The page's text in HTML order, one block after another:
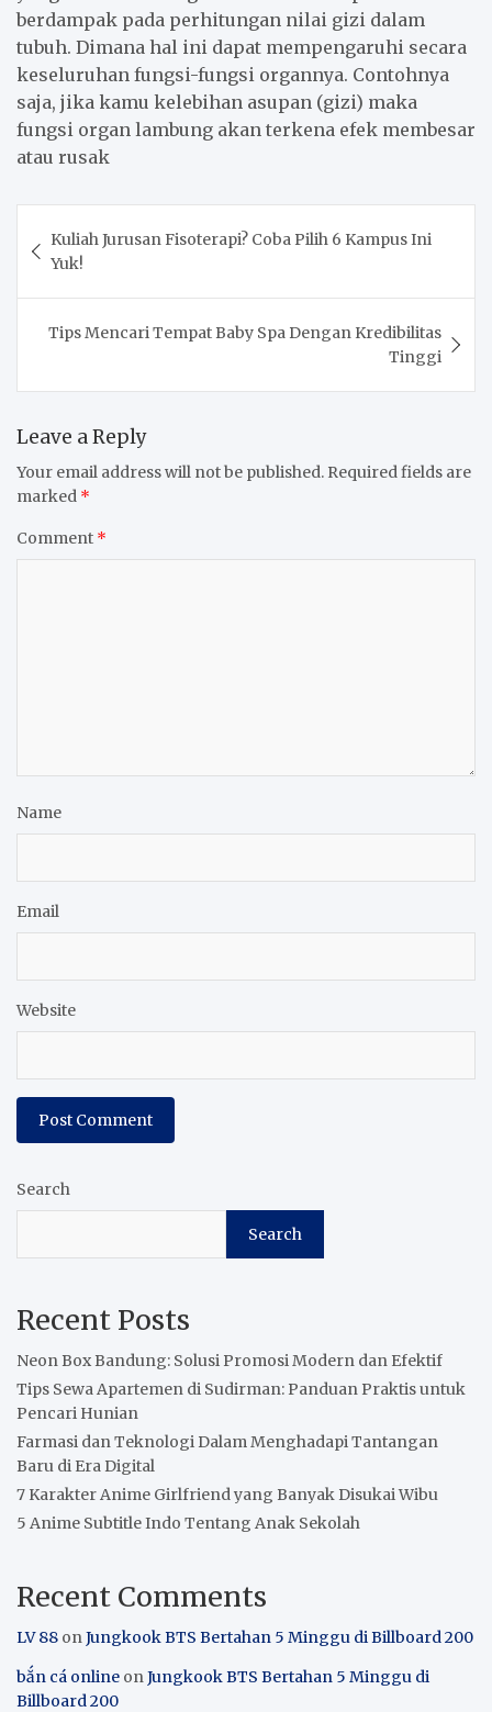
berdampak pada perhitungan nilai gizi dalam
tubuh. Dimana hal ini dapat mempengaruhi secara
keseluruhan fungsi-fungsi organnya. Contohnya
saja, jika kamu kelebihan asupan (gizi) maka
fungsi organ lambung akan terkena efek membesar
atau rusak
navigation
Kuliah Jurusan Fisoterapi? Coba Pilih 6 Kampus Ini
Yuk!
Tips Mencari Tempat Baby Spa Dengan Kredibilitas
Tinggi
Leave a Reply
Your email address will not be published. Required fields are
marked *
Comment *
Name
Email
Website
Search
Search
Recent Posts
Neon Box Bandung: Solusi Promosi Modern dan Efektif
Tips Sewa Apartemen di Sudirman: Panduan Praktis untuk
Pencari Hunian
Farmasi dan Teknologi Dalam Menghadapi Tantangan
Baru di Era Digital
7 Karakter Anime Girlfriend yang Banyak Disukai Wibu
5 Anime Subtitle Indo Tentang Anak Sekolah
Recent Comments
LV 88 onJungkook BTS Bertahan 5 Minggu di Billboard 200
bắn cá online onJungkook BTS Bertahan 5 Minggu di
Billboard 200